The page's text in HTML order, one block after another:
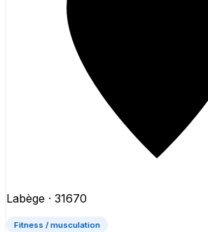
Labège · 31670
Fitness / musculation